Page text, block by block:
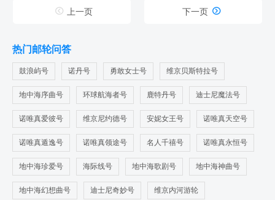
 上一页 下一页 
热门邮轮问答
鼓浪屿号 诺丹号 勇敢女士号 维京贝斯特拉号
地中海序曲号 环球航海者号 鹿特丹号 迪士尼魔法号
诺唯真爱彼号 维京尼约德号 安妮女王号 诺唯真天空号
诺唯真遁逸号 诺唯真领途号 名人千禧号 诺唯真永恒号
地中海珍爱号 海际线号 地中海歌剧号 地中海神曲号
地中海幻想曲号 迪士尼奇妙号 维京内河游轮